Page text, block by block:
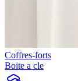
Coffres-forts
Boite a cle